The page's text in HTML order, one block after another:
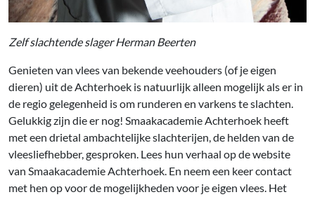
Zelf slachtende slager Herman Beerten
Genieten van vlees van bekende veehouders (of je eigen
dieren) uit de Achterhoek is natuurlijk alleen mogelijk als er in
de regio gelegenheid is om runderen en varkens te slachten.
Gelukkig zijn die er nog! Smaakacademie Achterhoek heeft
met een drietal ambachtelijke slachterijen, de helden van de
vleesliefhebber, gesproken. Lees hun verhaal op de website
van Smaakacademie Achterhoek. En neem een keer contact
met hen op voor de mogelijkheden voor je eigen vlees. Het